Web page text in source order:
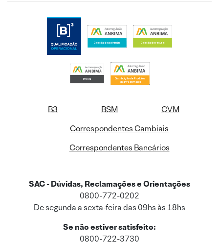
B3 BSM
CVM
Correspondentes Cambiais
Correspondentes Bancários
SAC - Dúvidas, Reclamações e Orientações
0800-772-0202
De segunda a sexta-feira das 09hs às 18hs
Se não estiver satisfeito:
0800-722-3730